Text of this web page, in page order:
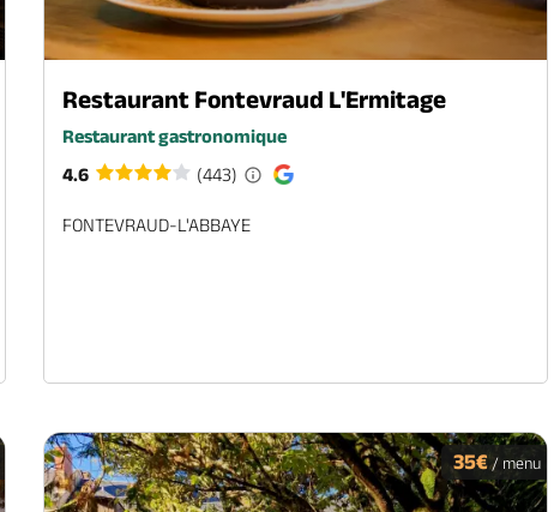
Restaurant Fontevraud L'Ermitage
Restaurant gastronomique
4.6
(443)
FONTEVRAUD-L'ABBAYE
35€/ menu